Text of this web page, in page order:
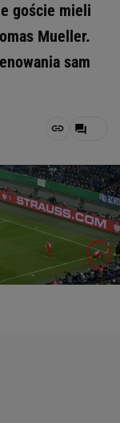
goście mieli
Mueller.
sam